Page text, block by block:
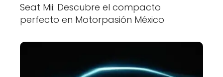
Seat Mii: Descubre el compacto
perfecto en Motorpasión México